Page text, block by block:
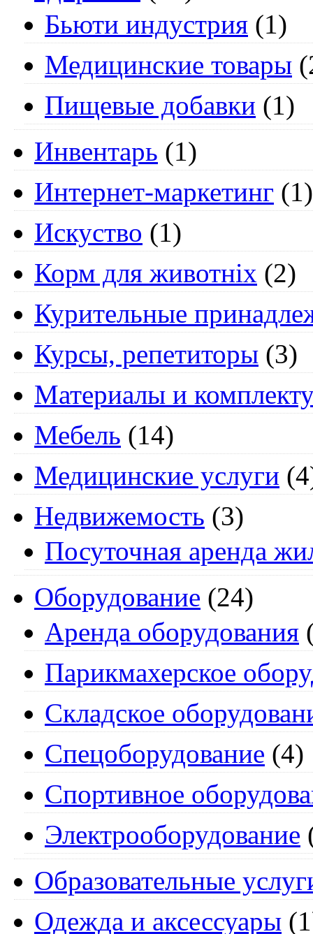
Бьюти индустрия (1)
Медицинские товары
Пищевые добавки (1)
Инвентарь (1)
Интернет-маркетинг (1)
Искуство (1)
Корм для животніх (2)
Курительные
Курсы, репетиторы (3)
Материалы и
Мебель (14)
Медицинские услуги
Недвижемость (3)
Посуточная аренда
Оборудование (24)
Аренда оборудования
Парикмахерское
Складское
Спецоборудование (4)
Спортивное
Электрооборудование
Образовательные
Одежда и аксессуары